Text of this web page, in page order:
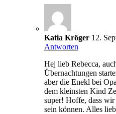
Katia Kröger 12.
Antworten
Hej lieb Rebecca,
Übernachtungen
aber die Enekl bei
dem kleinsten Kind
super! Hoffe, dass
sein können. Alles